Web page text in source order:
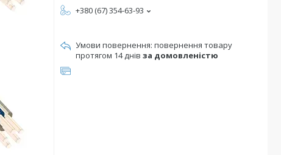
+380 (67) 354-63-93
повернення товару
протягом 14 днів за домовленістю